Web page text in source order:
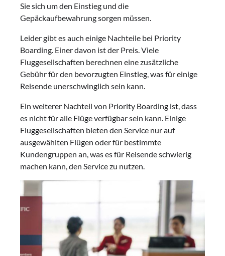
Sie sich um den Einstieg und die
Gepäckaufbewahrung sorgen müssen.
Leider gibt es auch einige Nachteile bei Priority
Boarding. Einer davon ist der Preis. Viele
Fluggesellschaften berechnen eine zusätzliche
Gebühr für den bevorzugten Einstieg, was für einige
Reisende unerschwinglich sein kann.
Ein weiterer Nachteil von Priority Boarding ist, dass
es nicht für alle Flüge verfügbar sein kann. Einige
Fluggesellschaften bieten den Service nur auf
ausgewählten Flügen oder für bestimmte
Kundengruppen an, was es für Reisende schwierig
machen kann, den Service zu nutzen.